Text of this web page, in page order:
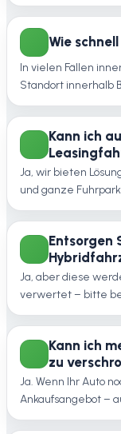
Wie
In vielen Fällen
Standort innerhalb
Kann ich
Ja, wir bieten
und ganze
Entsorgen
Ja, aber diese
verwertet – bitte
Kann ich
zu
Ja. Wenn Ihr Auto
Ankaufsangebot –